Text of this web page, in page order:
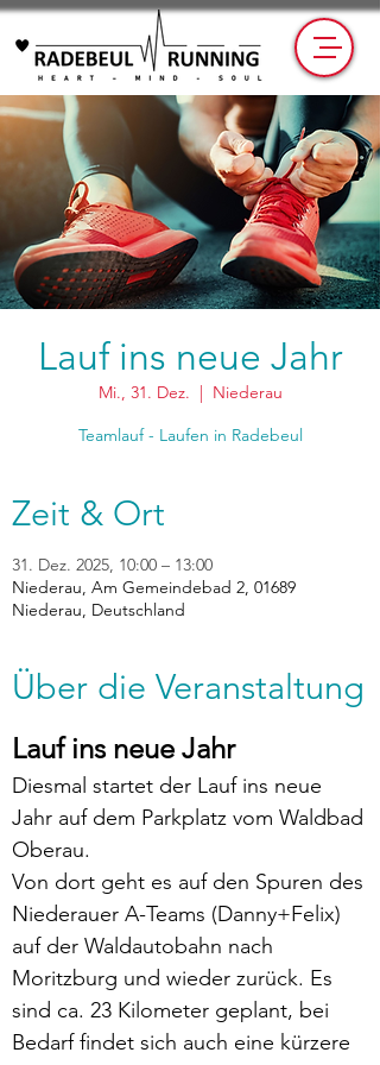
Lauf ins neue Jahr
Mi., 31. Dez.
  |
Niederau
Teamlauf - Laufen in Radebeul
Zeit & Ort
31. Dez. 2025, 10:00 – 13:00
Niederau, Am Gemeindebad 2, 01689
Niederau, Deutschland
Über die Veranstaltung
Lauf ins neue Jahr
Diesmal startet der Lauf ins neue
Jahr auf dem Parkplatz vom Waldbad
Oberau.
Von dort geht es auf den Spuren des
Niederauer A-Teams (Danny+Felix)
auf der Waldautobahn nach
Moritzburg und wieder zurück. Es
sind ca. 23 Kilometer geplant, bei
Bedarf findet sich auch eine kürzere